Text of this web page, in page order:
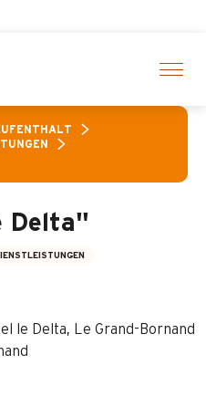
Delta"
le Delta, Le Grand-Bornand